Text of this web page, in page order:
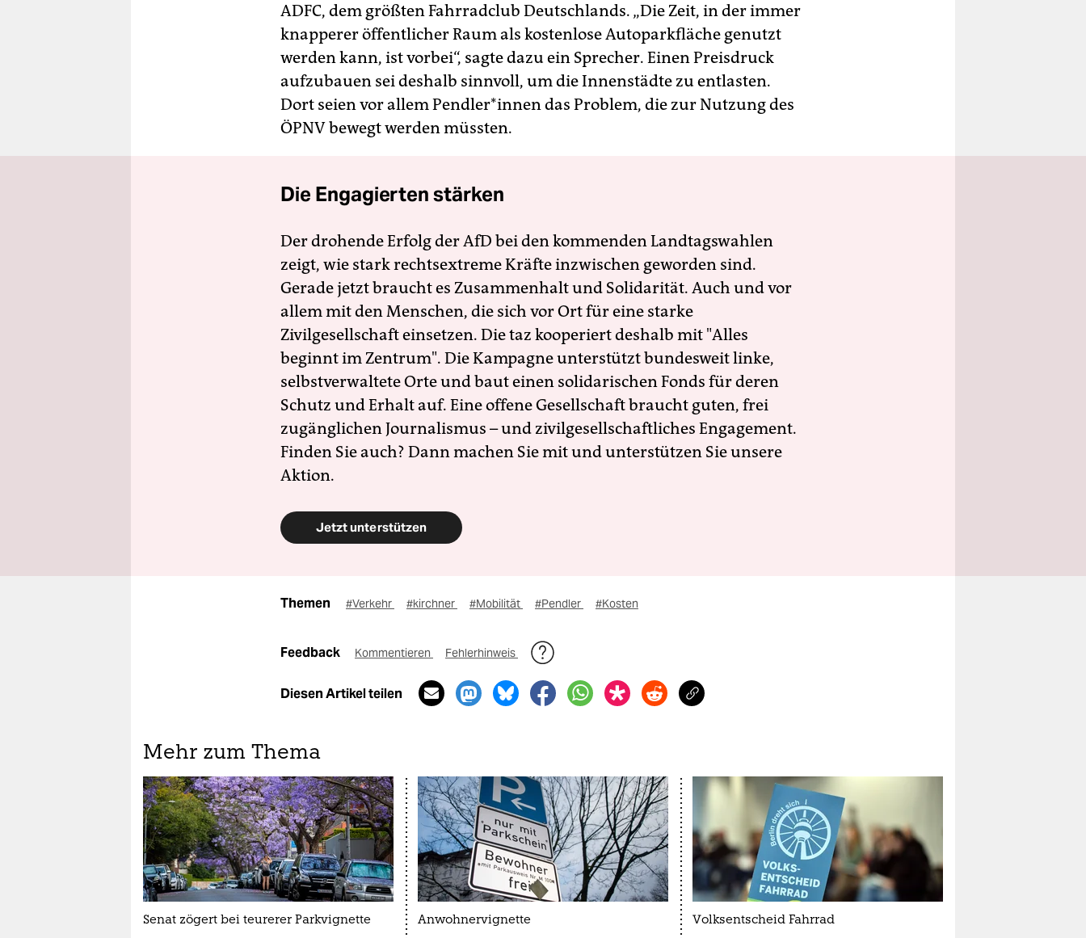
ADFC, dem größten Fahrradclub Deutschlands. „Die Zeit, in der immer
knapperer öffentlicher Raum als kostenlose Autoparkfläche genutzt
werden kann, ist vorbei“, sagte dazu ein Sprecher. Einen Preisdruck
aufzubauen sei deshalb sinnvoll, um die Innenstädte zu entlasten.
Dort seien vor allem Pendler*innen das Problem, die zur Nutzung des
ÖPNV bewegt werden müssten.
Die Engagierten stärken
Der drohende Erfolg der AfD bei den kommenden Landtagswahlen
zeigt, wie stark rechtsextreme Kräfte inzwischen geworden sind.
Gerade jetzt braucht es Zusammenhalt und Solidarität. Auch und vor
allem mit den Menschen, die sich vor Ort für eine starke
Zivilgesellschaft einsetzen. Die taz kooperiert deshalb mit "Alles
beginnt im Zentrum". Die Kampagne unterstützt bundesweit linke,
selbstverwaltete Orte und baut einen solidarischen Fonds für deren
Schutz und Erhalt auf. Eine offene Gesellschaft braucht guten, frei
zugänglichen Journalismus – und zivilgesellschaftliches Engagement.
Finden Sie auch? Dann machen Sie mit und unterstützen Sie unsere
Aktion.
Jetzt unterstützen
Themen #Verkehr #kirchner #Mobilität #Pendler #Kosten
Feedback Kommentieren Fehlerhinweis
Diesen Artikel teilen
Mehr zum Thema
Senat zögert bei teurerer Parkvignette Anwohnervignette Volksentscheid Fahrrad